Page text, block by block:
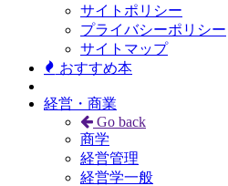
サイトポリシー
プライバシーポリシー
サイトマップ
おすすめ本
経営・商業
Go back
商学
経営管理
経営学一般